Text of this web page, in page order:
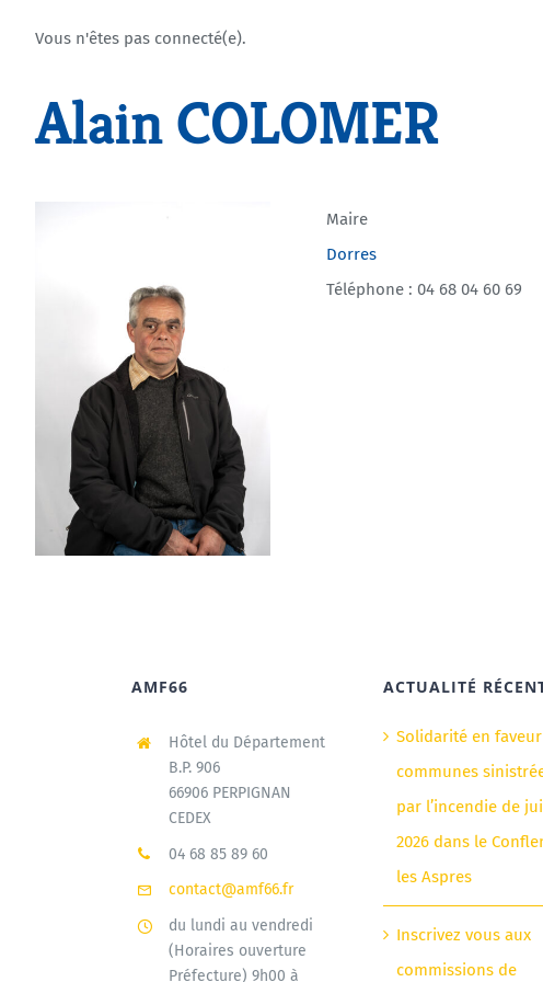
Vous n'êtes pas connecté(e).
Alain COLOMER
Maire
Dorres
Téléphone : 04 68 04 60 69
AMF66
Hôtel du Département
B.P. 906
66906 PERPIGNAN
CEDEX
04 68 85 89 60
contact@amf66.fr
du lundi au vendredi
(Horaires ouverture
Préfecture) 9h00 à
ACTUALITÉ
Solidarité en
communes
par l’incendie de
2026 dans le
les Aspres
Inscrivez vous aux
commissions de